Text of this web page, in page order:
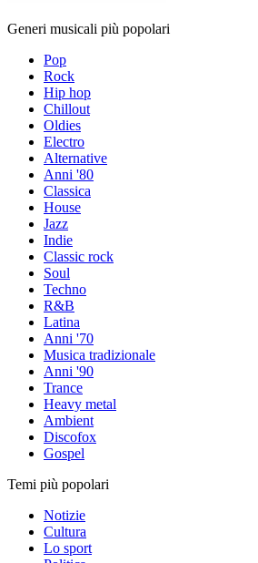
Generi musicali più popolari
Pop
Rock
Hip hop
Chillout
Oldies
Electro
Alternative
Anni '80
Classica
House
Jazz
Indie
Classic rock
Soul
Techno
R&B
Latina
Anni '70
Musica tradizionale
Anni '90
Trance
Heavy metal
Ambient
Discofox
Gospel
Temi più popolari
Notizie
Cultura
Lo sport